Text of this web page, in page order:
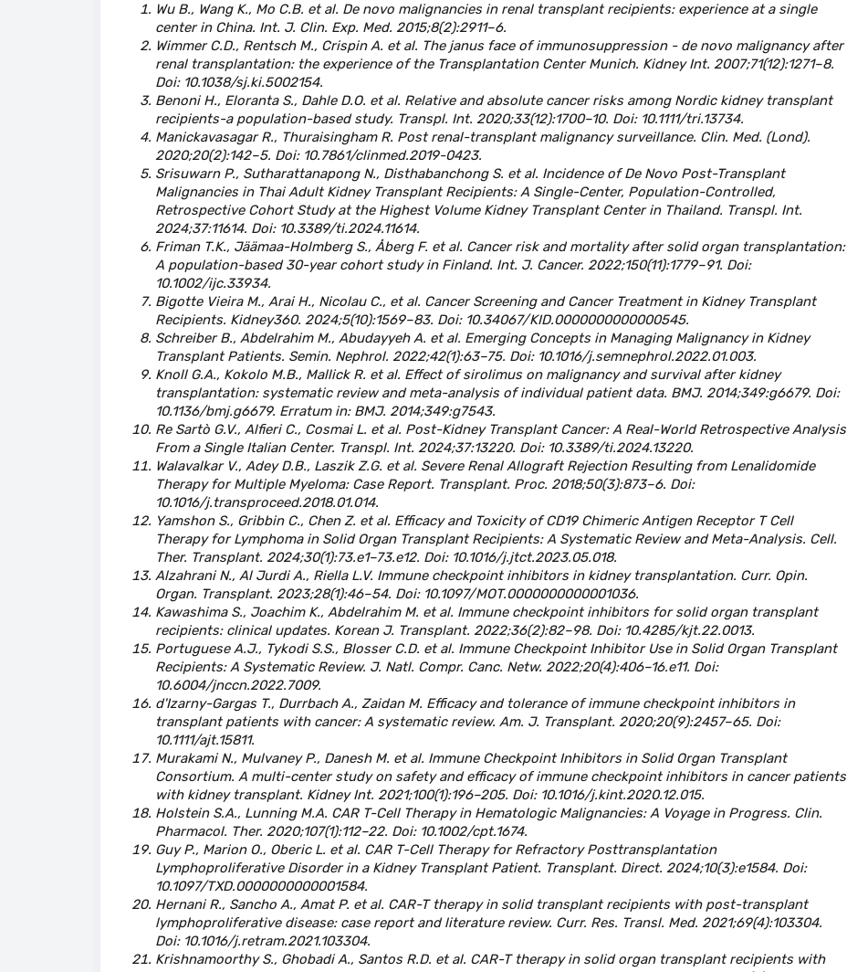
Wu B., Wang K., Mo C.B. et al. De novo malignancies in renal transplant recipients: experience at a single
center in China. Int. J. Clin. Exp. Med. 2015;8(2):2911–6.
Wimmer C.D., Rentsch M., Crispin A. et al. The janus face of immunosuppression - de novo malignancy after
renal transplantation: the experience of the Transplantation Center Munich. Kidney Int. 2007;71(12):1271–8.
Doi: 10.1038/sj.ki.5002154.
Benoni H., Eloranta S., Dahle D.O. et al. Relative and absolute cancer risks among Nordic kidney transplant
recipients-a population-based study. Transpl. Int. 2020;33(12):1700–10. Doi: 10.1111/tri.13734.
Manickavasagar R., Thuraisingham R. Post renal-transplant malignancy surveillance. Clin. Med. (Lond).
2020;20(2):142–5. Doi: 10.7861/clinmed.2019-0423.
Srisuwarn P., Sutharattanapong N., Disthabanchong S. et al. Incidence of De Novo Post-Transplant
Malignancies in Thai Adult Kidney Transplant Recipients: A Single-Center, Population-Controlled,
Retrospective Cohort Study at the Highest Volume Kidney Transplant Center in Thailand. Transpl. Int.
2024;37:11614. Doi: 10.3389/ti.2024.11614.
Friman T.K., Jäämaa-Holmberg S., Åberg F. et al. Cancer risk and mortality after solid organ transplantation:
A population-based 30-year cohort study in Finland. Int. J. Cancer. 2022;150(11):1779–91. Doi:
10.1002/ijc.33934.
Bigotte Vieira M., Arai H., Nicolau C., et al. Cancer Screening and Cancer Treatment in Kidney Transplant
Recipients. Kidney360. 2024;5(10):1569–83. Doi: 10.34067/KID.0000000000000545.
Schreiber B., Abdelrahim M., Abudayyeh A. et al. Emerging Concepts in Managing Malignancy in Kidney
Transplant Patients. Semin. Nephrol. 2022;42(1):63–75. Doi: 10.1016/j.semnephrol.2022.01.003.
Knoll G.A., Kokolo M.B., Mallick R. et al. Effect of sirolimus on malignancy and survival after kidney
transplantation: systematic review and meta-analysis of individual patient data. BMJ. 2014;349:g6679. Doi:
10.1136/bmj.g6679. Erratum in: BMJ. 2014;349:g7543.
Re Sartò G.V., Alfieri C., Cosmai L. et al. Post-Kidney Transplant Cancer: A Real-World Retrospective Analysis
From a Single Italian Center. Transpl. Int. 2024;37:13220. Doi: 10.3389/ti.2024.13220.
Walavalkar V., Adey D.B., Laszik Z.G. et al. Severe Renal Allograft Rejection Resulting from Lenalidomide
Therapy for Multiple Myeloma: Case Report. Transplant. Proc. 2018;50(3):873–6. Doi:
10.1016/j.transproceed.2018.01.014.
Yamshon S., Gribbin C., Chen Z. et al. Efficacy and Toxicity of CD19 Chimeric Antigen Receptor T Cell
Therapy for Lymphoma in Solid Organ Transplant Recipients: A Systematic Review and Meta-Analysis. Cell.
Ther. Transplant. 2024;30(1):73.e1–73.e12. Doi: 10.1016/j.jtct.2023.05.018.
Alzahrani N., Al Jurdi A., Riella L.V. Immune checkpoint inhibitors in kidney transplantation. Curr. Opin.
Organ. Transplant. 2023;28(1):46–54. Doi: 10.1097/MOT.0000000000001036.
Kawashima S., Joachim K., Abdelrahim M. et al. Immune checkpoint inhibitors for solid organ transplant
recipients: clinical updates. Korean J. Transplant. 2022;36(2):82–98. Doi: 10.4285/kjt.22.0013.
Portuguese A.J., Tykodi S.S., Blosser C.D. et al. Immune Checkpoint Inhibitor Use in Solid Organ Transplant
Recipients: A Systematic Review. J. Natl. Compr. Canc. Netw. 2022;20(4):406–16.e11. Doi:
10.6004/jnccn.2022.7009.
d'Izarny-Gargas T., Durrbach A., Zaidan M. Efficacy and tolerance of immune checkpoint inhibitors in
transplant patients with cancer: A systematic review. Am. J. Transplant. 2020;20(9):2457–65. Doi:
10.1111/ajt.15811.
Murakami N., Mulvaney P., Danesh M. et al. Immune Checkpoint Inhibitors in Solid Organ Transplant
Consortium. A multi-center study on safety and efficacy of immune checkpoint inhibitors in cancer patients
with kidney transplant. Kidney Int. 2021;100(1):196–205. Doi: 10.1016/j.kint.2020.12.015.
Holstein S.A., Lunning M.A. CAR T-Cell Therapy in Hematologic Malignancies: A Voyage in Progress. Clin.
Pharmacol. Ther. 2020;107(1):112–22. Doi: 10.1002/cpt.1674.
Guy P., Marion O., Oberic L. et al. CAR T-Cell Therapy for Refractory Posttransplantation
Lymphoproliferative Disorder in a Kidney Transplant Patient. Transplant. Direct. 2024;10(3):e1584. Doi:
10.1097/TXD.0000000000001584.
Hernani R., Sancho A., Amat P. et al. CAR-T therapy in solid transplant recipients with post-transplant
lymphoproliferative disease: case report and literature review. Curr. Res. Transl. Med. 2021;69(4):103304.
Doi: 10.1016/j.retram.2021.103304.
Krishnamoorthy S., Ghobadi A., Santos R.D. et al. CAR-T therapy in solid organ transplant recipients with